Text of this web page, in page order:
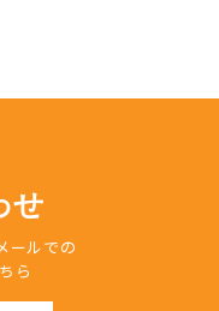
せ
ールでの
ら